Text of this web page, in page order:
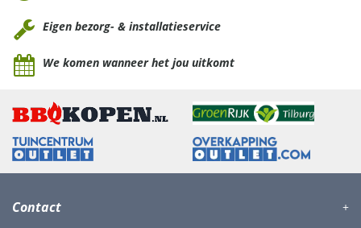
Eigen bezorg- & installatieservice
We komen wanneer het jou uitkomt
Contact